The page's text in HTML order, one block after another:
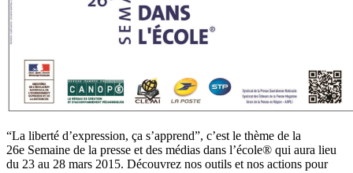
“La liberté d’expression, ça s’apprend”, c’est le thème de la
26e Semaine de la presse et des médias dans l’école® qui aura lieu
du 23 au 28 mars 2015. Découvrez nos outils et nos actions pour